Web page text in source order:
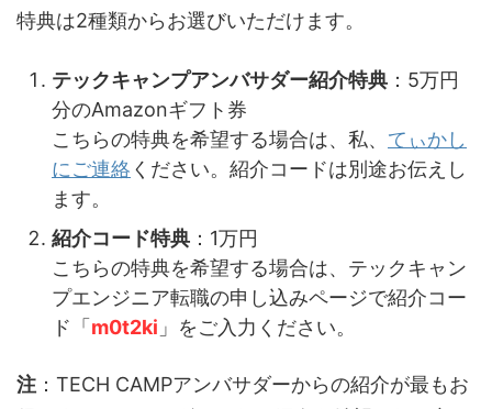
特典は2種類からお選びいただけます。
テックキャンプアンバサダー紹介特典 ：5万円
分のAmazonギフト券
こちらの特典を希望する場合は、私、 てぃかし
にご連絡 ください。紹介コードは別途お伝えし
ます。
紹介コード特典 ：1万円
こちらの特典を希望する場合は、テックキャン
プエンジニア転職の申し込みページで紹介コー
ド「m0t2ki 」をご入力ください。
注 ：TECH CAMPアンバサダーからの紹介が最もお